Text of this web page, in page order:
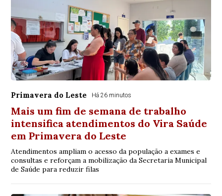
Primavera do Leste Há 26 minutos
Mais um fim de semana de trabalho
intensifica atendimentos do Vira Saúde
em Primavera do Leste
Atendimentos ampliam o acesso da população a exames e
consultas e reforçam a mobilização da Secretaria Municipal
de Saúde para reduzir filas